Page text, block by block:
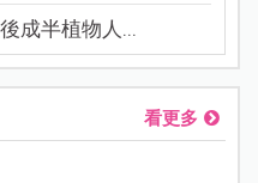
成半植物人...
看更多